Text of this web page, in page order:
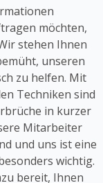
möchten,
stehen Ihnen
unseren
zu helfen. Mit
Techniken sind
in kurzer
Mitarbeiter
und uns ist eine
wichtig.
bereit, Ihnen